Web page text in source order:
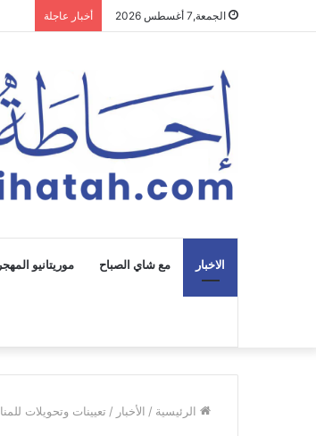
الجمعة,7 أغسطس 2026 أخبار عاجلة
الاخبار مع شاي الصباح موريتانيو المهجر
الرئيسية / الأخبار / تعيينات وتحويلات